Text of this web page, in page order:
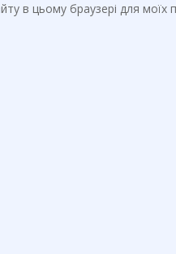
в цьому браузері для моїх